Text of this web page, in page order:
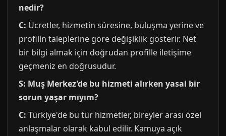
nedir?
C: Ücretler, hizmetin süresine, buluşma yerine ve
profilin taleplerine göre değişiklik gösterir. Net
bir bilgi almak için doğrudan profille iletişime
geçmeniz en doğrusudur.
S: Muş Merkez'de bu hizmeti alırken yasal bir
sorun yaşar mıyım?
C: Türkiye'de bu tür hizmetler, bireyler arası özel
anlaşmalar olarak kabul edilir. Kamuya açık